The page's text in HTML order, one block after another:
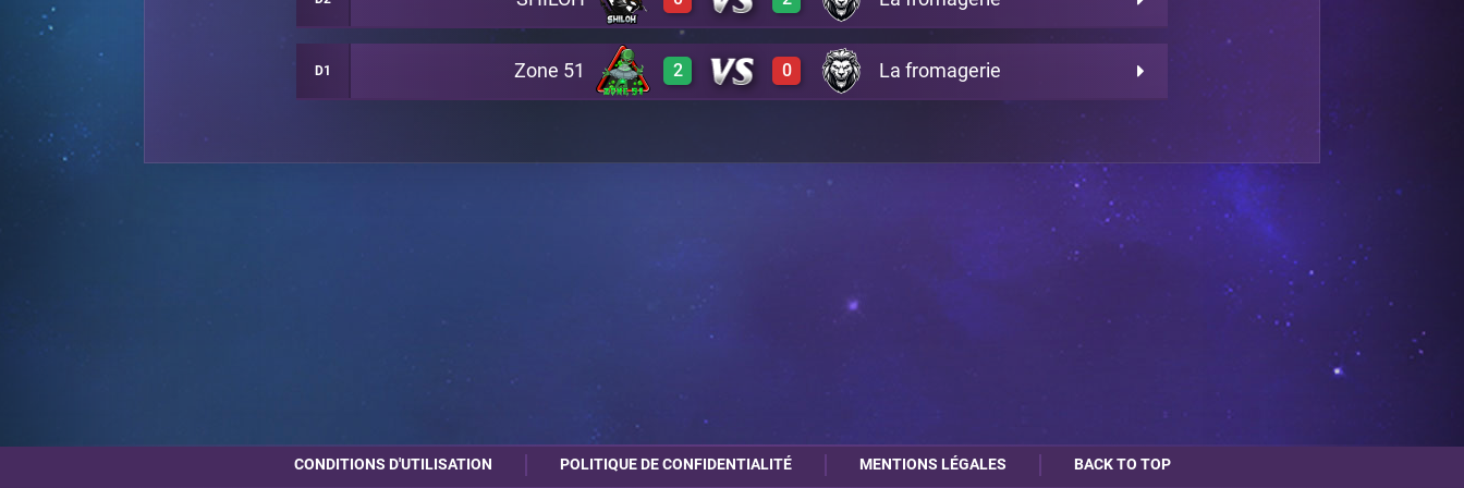
3 A14 0
3 A28 0
0 A23 3
3
D1 Zone 51 2 La fromagerie
0
CONDITIONS D'UTILISATION POLITIQUE DE CONFIDENTIALITÉ MENTIONS LÉGALES BACK TO TOP